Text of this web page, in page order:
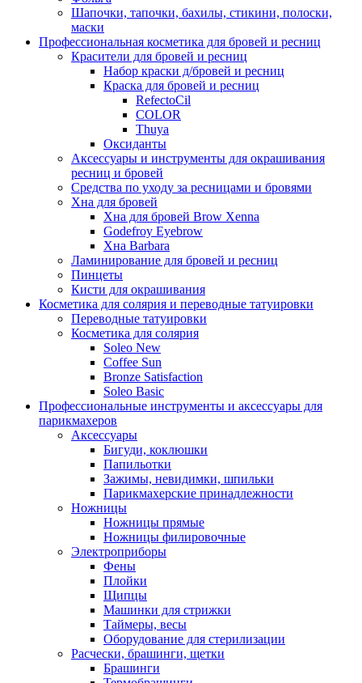
Шапочки, тапочки, бахилы, стикини, полоски,
маски
Профессиональная косметика для бровей и ресниц
Красители для бровей и ресниц
Набор краски д/бровей и ресниц
Краска для бровей и ресниц
RefectoCil
COLOR
Thuya
Оксиданты
Аксессуары и инструменты для окрашивания
ресниц и бровей
Средства по уходу за ресницами и бровями
Хна для бровей
Хна для бровей Brow Xenna
Godefroy Eyebrow
Хна Barbara
Ламинирование для бровей и ресниц
Пинцеты
Кисти для окрашивания
Косметика для солярия и переводные татуировки
Переводные татуировки
Косметика для солярия
Soleo New
Coffee Sun
Bronze Satisfaction
Soleo Basic
Профессиональные инструменты и аксессуары для
парикмахеров
Аксессуары
Бигуди, коклюшки
Папильотки
Зажимы, невидимки, шпильки
Парикмахерские принадлежности
Ножницы
Ножницы прямые
Ножницы филировочные
Электроприборы
Фены
Плойки
Щипцы
Машинки для стрижки
Таймеры, весы
Оборудование для стерилизации
Расчески, брашинги, щетки
Брашинги